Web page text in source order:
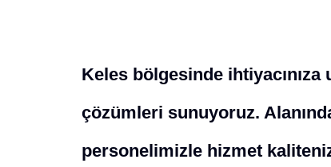
Keles bölgesinde
çözümleri sunuyoruz.
personelimizle hizmet